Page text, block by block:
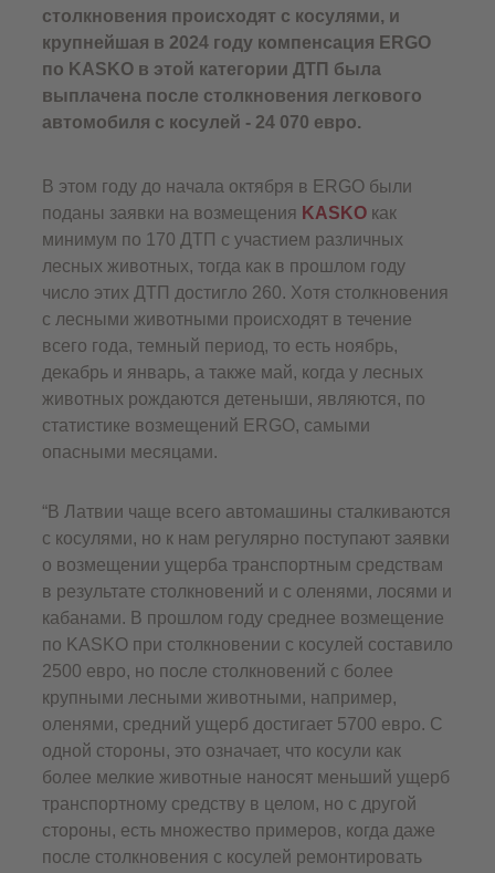
столкновения происходят с косулями, и
крупнейшая в 2024 году компенсация ERGO
по KASKO в этой категории ДТП была
выплачена после столкновения легкового
автомобиля с косулей - 24 070 евро.
В этом году до начала октября в ERGO были
поданы заявки на возмещения KASKO как
минимум по 170 ДТП с участием различных
лесных животных, тогда как в прошлом году
число этих ДТП достигло 260. Хотя столкновения
с лесными животными происходят в течение
всего года, темный период, то есть ноябрь,
декабрь и январь, а также май, когда у лесных
животных рождаются детеныши, являются, по
статистике возмещений ERGO, самыми
опасными месяцами.
“В Латвии чаще всего автомашины сталкиваются
с косулями, но к нам регулярно поступают заявки
о возмещении ущерба транспортным средствам
в результате столкновений и с оленями, лосями и
кабанами. В прошлом году среднее возмещение
по KASKO при столкновении с косулей составило
2500 евро, но после столкновений с более
крупными лесными животными, например,
оленями, средний ущерб достигает 5700 евро. С
одной стороны, это означает, что косули как
более мелкие животные наносят меньший ущерб
транспортному средству в целом, но с другой
стороны, есть множество примеров, когда даже
после столкновения с косулей ремонтировать